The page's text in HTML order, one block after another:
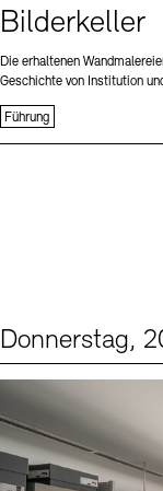
Bilderkeller
Die erhaltenen
Geschichte von Institution
Führung
Donnerstag,